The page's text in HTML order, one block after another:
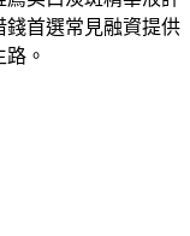
錢首選常見融資提供
。